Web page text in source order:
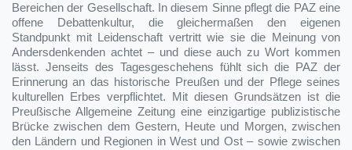
Bereichen der Gesellschaft. In diesem Sinne pflegt die PAZ eine
offene Debattenkultur, die gleichermaßen den eigenen
Standpunkt mit Leidenschaft vertritt wie sie die Meinung von
Andersdenkenden achtet – und diese auch zu Wort kommen
lässt. Jenseits des Tagesgeschehens fühlt sich die PAZ der
Erinnerung an das historische Preußen und der Pflege seines
kulturellen Erbes verpflichtet. Mit diesen Grundsätzen ist die
Preußische Allgemeine Zeitung eine einzigartige publizistische
Brücke zwischen dem Gestern, Heute und Morgen, zwischen
den Ländern und Regionen in West und Ost – sowie zwischen